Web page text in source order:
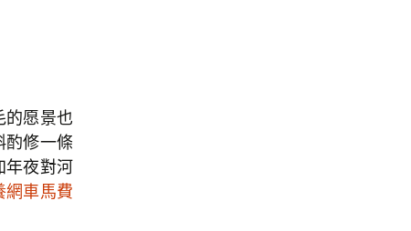
的愿景也
酌修一條
年夜對河
網車馬費